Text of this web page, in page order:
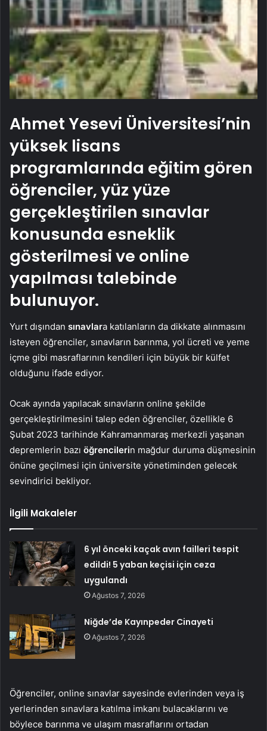
Ahmet Yesevi Üniversitesi’nin
yüksek lisans
programlarında eğitim gören
öğrenciler, yüz yüze
gerçekleştirilen sınavlar
konusunda esneklik
gösterilmesi ve online
yapılması talebinde
bulunuyor.
Yurt dışından sınavlara katılanların da dikkate alınmasını
isteyen öğrenciler, sınavların barınma, yol ücreti ve yeme
içme gibi masraflarının kendileri için büyük bir külfet
olduğunu ifade ediyor.
Ocak ayında yapılacak sınavların online şekilde
gerçekleştirilmesini talep eden öğrenciler, özellikle 6
Şubat 2023 tarihinde Kahramanmaraş merkezli yaşanan
depremlerin bazı öğrencilerin mağdur duruma düşmesinin
önüne geçilmesi için üniversite yönetiminden gelecek
sevindirici bekliyor.
İlgili Makaleler
6 yıl önceki kaçak avın failleri tespit
edildi! 5 yaban keçisi için ceza
uygulandı
Ağustos 7, 2026
Niğde’de Kayınpeder Cinayeti
Ağustos 7, 2026
Öğrenciler, online sınavlar sayesinde evlerinden veya iş
yerlerinden sınavlara katılma imkanı bulacaklarını ve
böylece barınma ve ulaşım masraflarını ortadan